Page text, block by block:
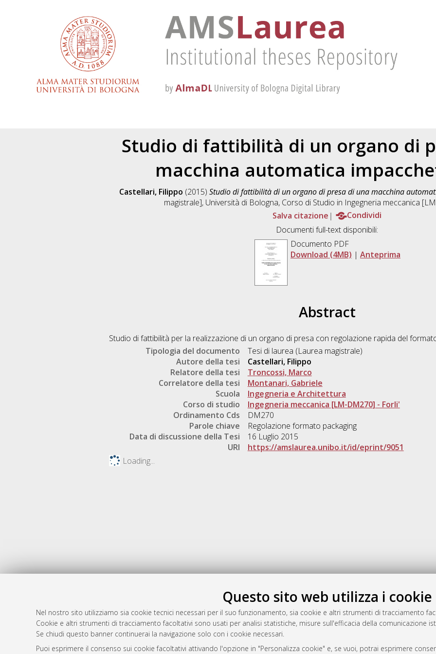
Questo sito web utilizza i cookie
Nel nostro sito utilizziamo sia cookie tecnici necessari per il suo funzionamento, sia cookie e altri strumenti di tracciamento
Cookie e altri strumenti di tracciamento facoltativi sono usati per analisi statistiche, misure sull'efficacia della comunicazione
Se chiudi questo banner continuerai la navigazione solo con i cookie necessari.
Puoi esprimere il consenso sui cookie facoltativi attivando l'opzione in "Personalizza cookie" e, se vuoi, potrai esprimere
Studio di fattibilità di un organo di
macchina automatica
Castellari, Filippo (2015) Studio di fattibilità di un organo di presa di una macchina
magistrale], Università di Bologna, Corso di Studio in Ingegneria meccanica
Salva citazione
Condividi
Documenti full-text disponibili:
Documento PDF
Download (4MB) | Anteprima
Abstract
Studio di fattibilità per la realizzazione di un organo di presa con regolazione rapida del
Tipologia del documento
Tesi di laurea (Laurea magistrale)
Autore della tesi
Castellari, Filippo
Relatore della tesi
Troncossi, Marco
Correlatore della tesi
Montanari, Gabriele
Scuola
Ingegneria e Architettura
Corso di studio
Ingegneria meccanica [LM-DM270] - Forli'
Ordinamento Cds
DM270
Parole chiave
Regolazione formato packaging
Data di discussione della Tesi
16 Luglio 2015
URI
https://amslaurea.unibo.it/id/eprint/9051
Loading...
Gestione del documento:
Atom
Rss 1.0
AMS Laurea
Servizio implementato e gestito da
Impostazioni Cookie